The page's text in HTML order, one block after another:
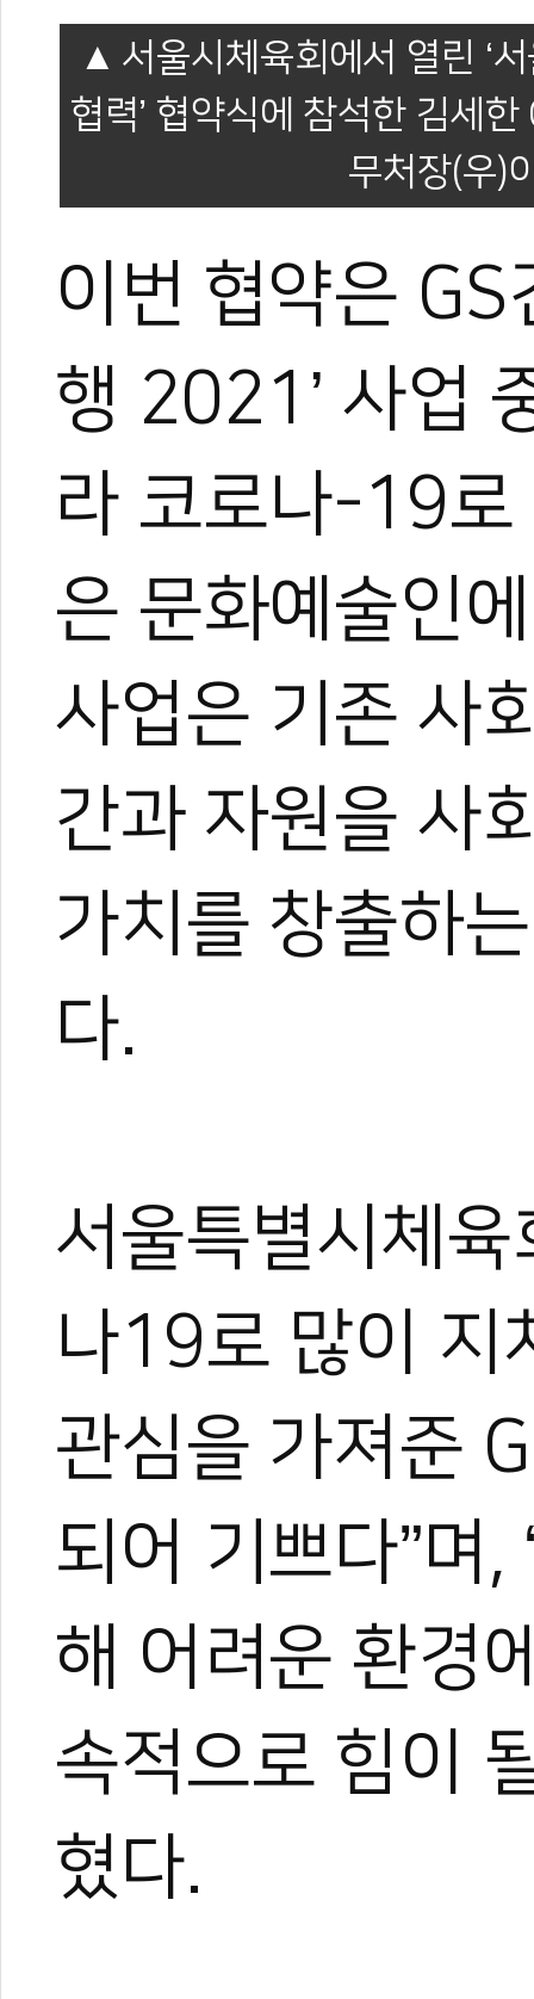
서울시체육회에서 열린 ‘
협력’ 협약식에 참석한 김세
무처장(우)
이번 협약은 GS
행 2021’ 사업
라 코로나-19로
은 문화예술인
사업은 기존 사
간과 자원을 사
가치를 창출하
다.
서울특별시체
나19로 많이 지
관심을 가져준
되어 기쁘다”며
해 어려운 환경
속적으로 힘이
혔다.
관련 뉴스
2025 서울 마라
서울시체육회,